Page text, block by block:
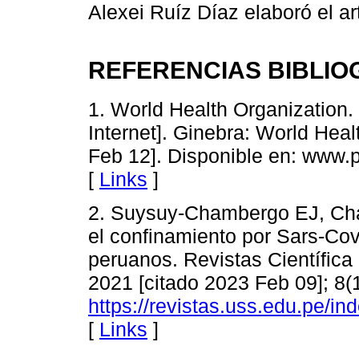
Alexei Ruíz Díaz elaboró el
REFERENCIAS
1. World Health
Internet]. Ginebra: World
Feb 12]. Disponible en:
[ Links ]
2. Suysuy-Chambergo EJ,
el confinamiento por Sars-
peruanos. Revistas
2021 [citado 2023 Feb 09];
https://revistas.uss.edu.pe/
[ Links ]